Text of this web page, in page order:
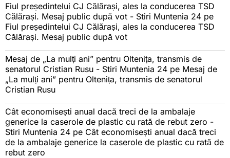
Fiul președintelui CJ Călărași, ales la conducerea TSD
Călărași. Mesaj public după vot - Stiri Muntenia 24 pe
Fiul președintelui CJ Călărași, ales la conducerea TSD
Călărași. Mesaj public după vot
Mesaj de „La mulți ani” pentru Oltenița, transmis de
senatorul Cristian Rusu - Stiri Muntenia 24 pe Mesaj de
„La mulți ani” pentru Oltenița, transmis de senatorul
Cristian Rusu
Cât economisești anual dacă treci de la ambalaje
generice la caserole de plastic cu rată de rebut zero -
Stiri Muntenia 24 pe Cât economisești anual dacă treci
de la ambalaje generice la caserole de plastic cu rată de
rebut zero